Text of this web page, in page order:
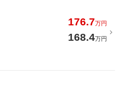
176.7万円
168.4万円